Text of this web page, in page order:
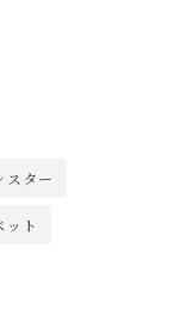
スター
ット